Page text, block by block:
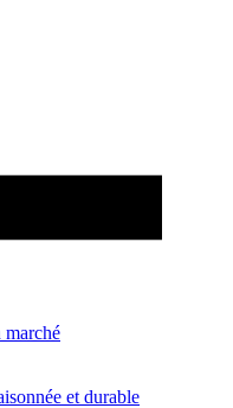
marché
et durable